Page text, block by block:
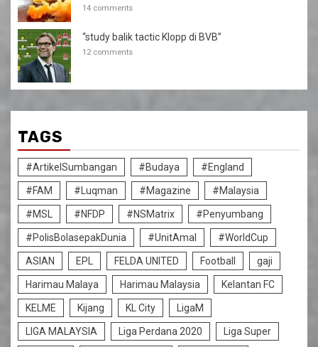
14 comments
“study balik tactic Klopp di BVB”
12 comments
TAGS
#ArtikelSumbangan #Budaya #England
#FAM #Luqman #Magazine #Malaysia
#MSL #NFDP #NSMatrix #Penyumbang
#PolisBolasepakDunia #UnitAmal #WorldCup
ASIAN EPL FELDA UNITED Football gaji
Harimau Malaya Harimau Malaysia Kelantan FC
KELME Kijang KL City LigaM
LIGA MALAYSIA Liga Perdana 2020 Liga Super